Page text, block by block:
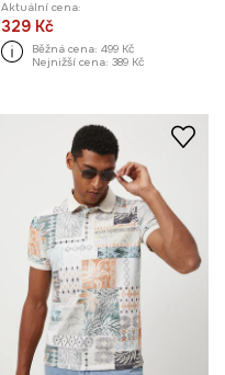
Aktuální cena:
329 Kč
Běžná cena: 499 Kč
Nejnižší cena: 389 Kč